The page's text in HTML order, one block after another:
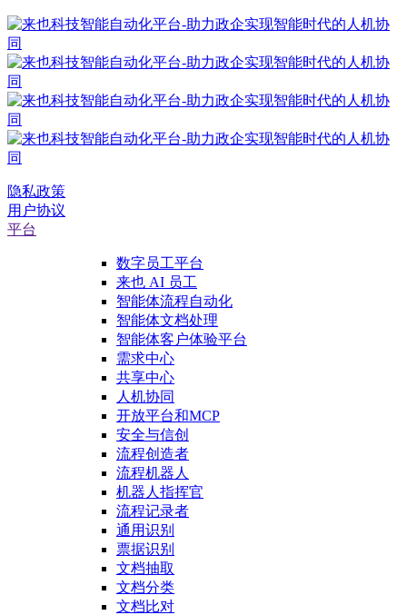
隐私政策
用户协议
平台
数字员工平台
来也 AI 员工
智能体流程自动化
智能体文档处理
智能体客户体验平台
需求中心
共享中心
人机协同
开放平台和MCP
安全与信创
流程创造者
流程机器人
机器人指挥官
流程记录者
通用识别
票据识别
文档抽取
文档分类
文档比对